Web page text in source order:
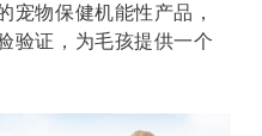
宠物保健机能性产品，
验证，为毛孩提供一个